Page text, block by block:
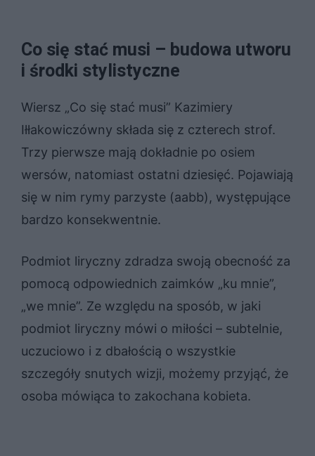
Co się stać musi – budowa utworu
i środki stylistyczne
Wiersz „Co się stać musi” Kazimiery
Iłłakowiczówny składa się z czterech strof.
Trzy pierwsze mają dokładnie po osiem
wersów, natomiast ostatni dziesięć. Pojawiają
się w nim rymy parzyste (aabb), występujące
bardzo konsekwentnie.
Podmiot liryczny zdradza swoją obecność za
pomocą odpowiednich zaimków „ku mnie”,
„we mnie”. Ze względu na sposób, w jaki
podmiot liryczny mówi o miłości – subtelnie,
uczuciowo i z dbałością o wszystkie
szczegóły snutych wizji, możemy przyjąć, że
osoba mówiąca to zakochana kobieta.